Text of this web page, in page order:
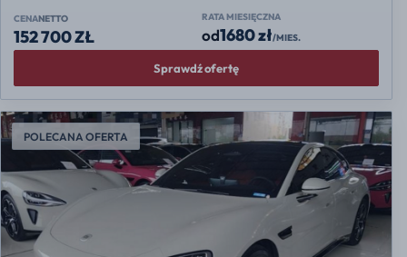
CENANETTO
152 700 ZŁ
RATA MIESIĘCZNA
od1680 zł/MIES.
Sprawdź ofertę
POLECANA OFERTA